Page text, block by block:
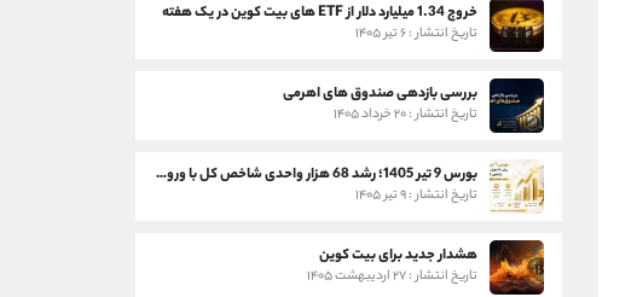
خروج 1.34 میلیارد دلار از ETF های بیت کوین در یک هفته
تاریخ انتشار : ۶ تیر ۱۴۰۵
بررسی بازدهی صندوق های اهرمی
تاریخ انتشار : ۲۰ خرداد ۱۴۰۵
بورس 9 تیر 1405؛ رشد 68 هزار واحدی شاخص کل با ورود 3 همت پول حقیقی
تاریخ انتشار : ۹ تیر ۱۴۰۵
هشدار جدید برای بیت کوین
تاریخ انتشار : ۲۷ اردیبهشت ۱۴۰۵